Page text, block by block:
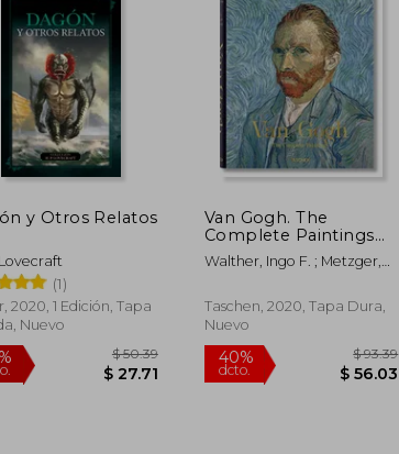
y Otros Relatos
(1)
2020, 1 Edición, Tapa
Nuevo
Van Gogh. The
Complete Paintings
(en Inglés)
Walther, Ingo F. ; Metzger,
Taschen, 2020, Tapa Dura,
Nuevo